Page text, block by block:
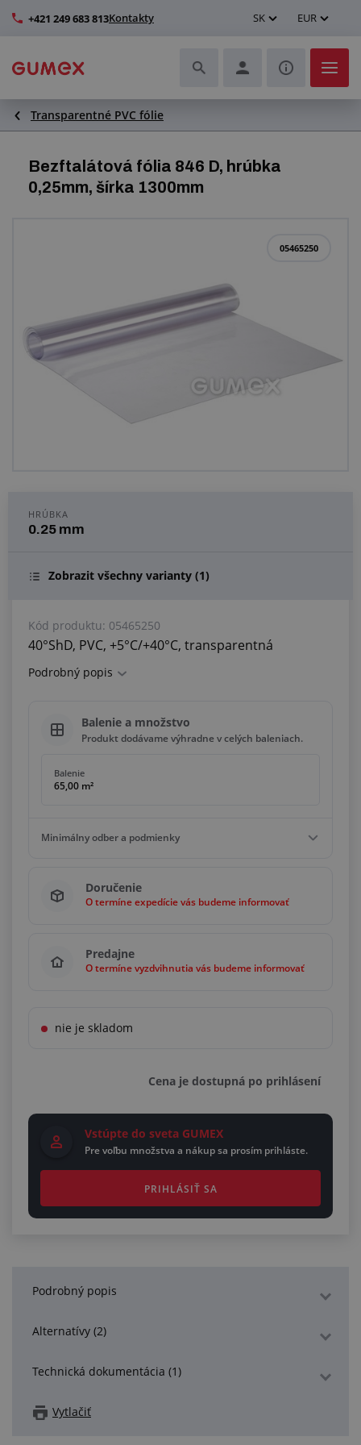
+421 249 683 813Kontakty SK EUR
Hadice a ich kompletizácia
Profily a výroba tesnení
Ďalšie gumové a plastové výrobky
Centrum dopytov
Transparentné PVC fólie
Bezftalátová fólia 846 D, hrúbka
0,25mm, šírka 1300mm
05465250
HRÚBKA
0.25 mm
Zobrazit všechny varianty (1)
Kód produktu: 05465250
40°ShD, PVC, +5°C/+40°C, transparentná
Podrobný popis
Balenie a množstvo
Produkt dodávame výhradne v celých baleniach.
Balenie
65,00 m²
Minimálny odber a podmienky
65,00 m²
Násobky 65,00 m²
Doručenie
O termíne expedície vás budeme informovať
Predajne
O termíne vyzdvihnutia vás budeme informovať
nie je skladom
Cena je dostupná po prihlásení
Vstúpte do sveta GUMEX
Pre voľbu množstva a nákup sa prosím prihláste.
PRIHLÁSIŤ SA
Podrobný popis
Alternatívy (2)
Technická dokumentácia (1)
Vytlačiť